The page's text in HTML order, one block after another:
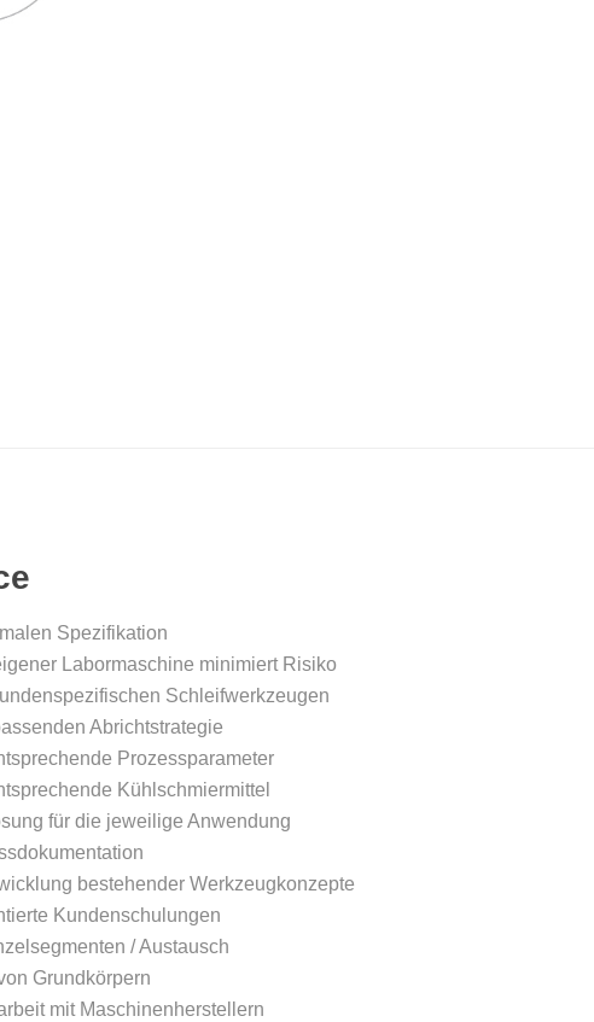
Spezifikation
Labormaschine minimiert Risiko
Schleifwerkzeugen
Abrichtstrategie
Prozessparameter
Kühlschmiermittel
für die jeweilige Anwendung
bestehender Werkzeugkonzepte
Kundenschulungen
/ Austausch
Grundkörpern
mit Maschinenherstellern